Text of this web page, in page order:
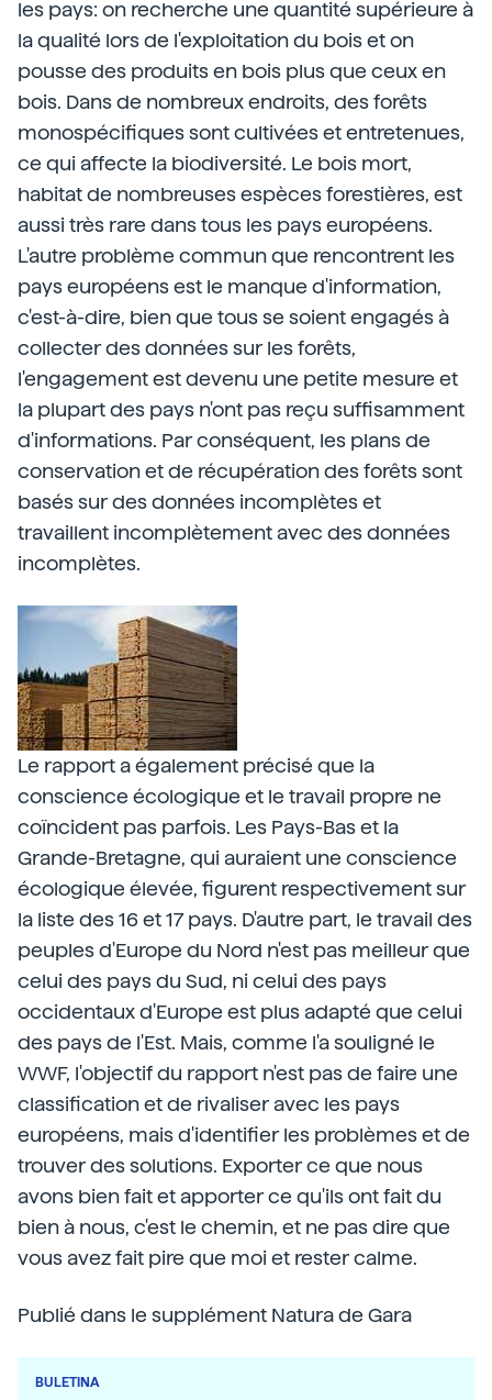
les pays: on recherche une quantité supérieure à
la qualité lors de l'exploitation du bois et on
pousse des produits en bois plus que ceux en
bois. Dans de nombreux endroits, des forêts
monospécifiques sont cultivées et entretenues,
ce qui affecte la biodiversité. Le bois mort,
habitat de nombreuses espèces forestières, est
aussi très rare dans tous les pays européens.
L'autre problème commun que rencontrent les
pays européens est le manque d'information,
c'est-à-dire, bien que tous se soient engagés à
collecter des données sur les forêts,
l'engagement est devenu une petite mesure et
la plupart des pays n'ont pas reçu suffisamment
d'informations. Par conséquent, les plans de
conservation et de récupération des forêts sont
basés sur des données incomplètes et
travaillent incomplètement avec des données
incomplètes.
Le rapport a également précisé que la
conscience écologique et le travail propre ne
coïncident pas parfois. Les Pays-Bas et la
Grande-Bretagne, qui auraient une conscience
écologique élevée, figurent respectivement sur
la liste des 16 et 17 pays. D'autre part, le travail des
peuples d'Europe du Nord n'est pas meilleur que
celui des pays du Sud, ni celui des pays
occidentaux d'Europe est plus adapté que celui
des pays de l'Est. Mais, comme l'a souligné le
WWF, l'objectif du rapport n'est pas de faire une
classification et de rivaliser avec les pays
européens, mais d'identifier les problèmes et de
trouver des solutions. Exporter ce que nous
avons bien fait et apporter ce qu'ils ont fait du
bien à nous, c'est le chemin, et ne pas dire que
vous avez fait pire que moi et rester calme.
Publié dans le supplément Natura de Gara
BULETINA